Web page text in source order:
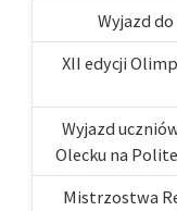
Wyjazd
XII edycji
Wyjazd
Olecku na
Mistrzostwa